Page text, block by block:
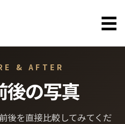
☰
& AFTER
後の写真
後を直接比較してみてくだ